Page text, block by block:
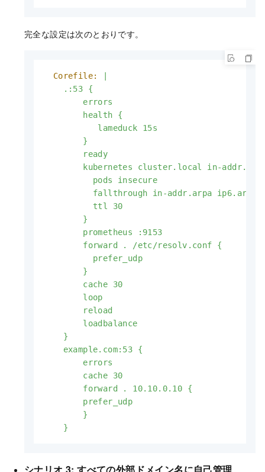
完全な設定は次のとおりです。
Corefile:
    .:53 {
        errors
        health {
           lameduck 15s
        }
        ready
kubernetes cluster.local in-
          pods insecure
          fallthrough in-addr.arpa ip6.arpa
          ttl 30
        }
        prometheus :9153
        forward . /etc/resolv.conf {
          prefer_udp
        }
        cache 30
        loop
        reload
        loadbalance
    }
    example.com:53 {
        errors
        cache 30
        forward . 10.10.0.10 {
        prefer_udp
        }
    }